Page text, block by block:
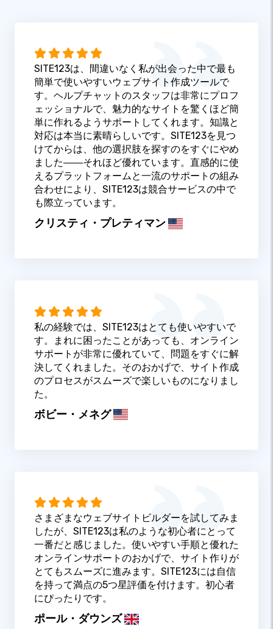
SITE123は、間違いなく私が出会った中で最も
簡単で使いやすいウェブサイト作成ツールで
す。ヘルプチャットのスタッフは非常にプロフ
ェッショナルで、魅力的なサイトを驚くほど簡
単に作れるようサポートしてくれます。知識と
対応は本当に素晴らしいです。SITE123を見つ
けてからは、他の選択肢を探すのをすぐにやめ
ました――それほど優れています。直感的に使
えるプラットフォームと一流のサポートの組み
合わせにより、SITE123は競合サービスの中で
も際立っています。
クリスティ・プレティマン
私の経験では、SITE123はとても使いやすいで
す。まれに困ったことがあっても、オンライン
サポートが非常に優れていて、問題をすぐに解
決してくれました。そのおかげで、サイト作成
のプロセスがスムーズで楽しいものになりまし
た。
ボビー・メネグ
さまざまなウェブサイトビルダーを試してみま
したが、SITE123は私のような初心者にとって
一番だと感じました。使いやすい手順と優れた
オンラインサポートのおかげで、サイト作りが
とてもスムーズに進みます。SITE123には自信
を持って満点の5つ星評価を付けます。初心者
にぴったりです。
ポール・ダウンズ